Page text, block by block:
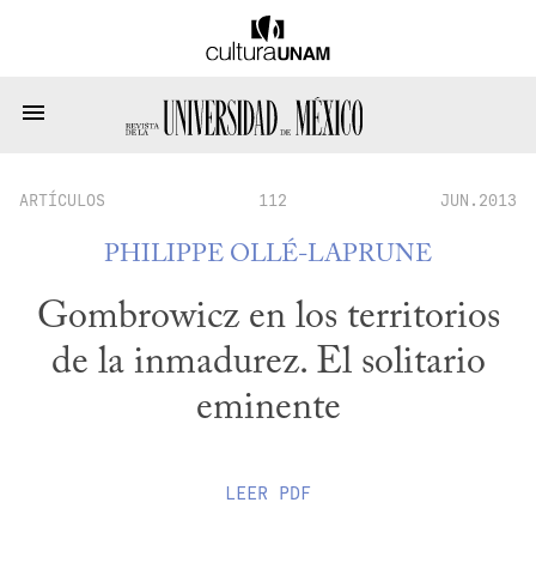
ARTÍCULOS 112 JUN.2013
PHILIPPE OLLÉ-LAPRUNE
Gombrowicz en los territorios
de la inmadurez. El solitario
eminente
LEER PDF